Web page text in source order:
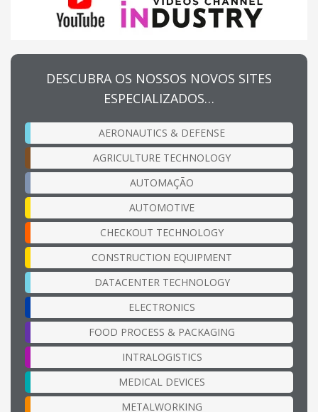
DESCUBRA OS NOSSOS NOVOS SITES
ESPECIALIZADOS…
AERONAUTICS & DEFENSE
AGRICULTURE TECHNOLOGY
AUTOMAÇÃO
AUTOMOTIVE
CHECKOUT TECHNOLOGY
CONSTRUCTION EQUIPMENT
DATACENTER TECHNOLOGY
ELECTRONICS
FOOD PROCESS & PACKAGING
INTRALOGISTICS
MEDICAL DEVICES
METALWORKING